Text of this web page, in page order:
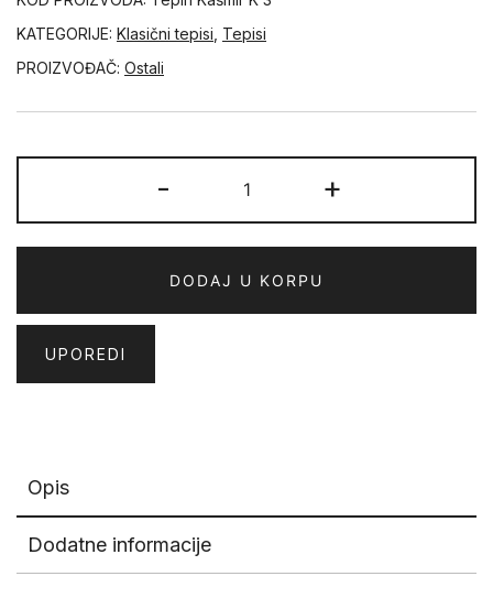
KATEGORIJE: Klasični tepisi Tepisi
PROIZVOĐAČ: Ostali
-
količina
+
DODAJ U KORPU
UPOREDI
Opis
Dodatne informacije